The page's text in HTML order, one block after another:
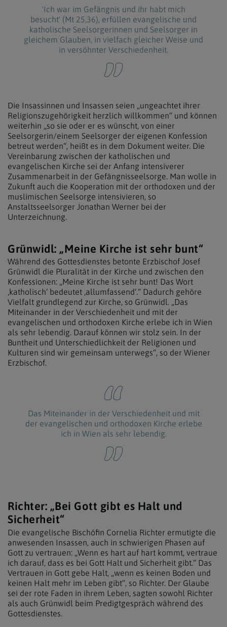
'Ich war im Gefängnis und ihr habt mich
besucht' (Mt 25,36), erfüllen evangelische und
katholische Seelsorgerinnen und Seelsorger in
gleichem Glauben, in vielfach gleicher Weise und
in versöhnter Verschiedenheit.
Die Insassinnen und Insassen seien „ungeachtet ihrer
Religionszugehörigkeit herzlich willkommen“ und können
weiterhin „so sie oder er es wünscht, von einer
Seelsorgerin/einem Seelsorger der eigenen Konfession
betreut werden“, heißt es in dem Dokument weiter. Die
Vereinbarung zwischen der katholischen und
evangelischen Kirche sei der Anfang intensiverer
Zusammenarbeit in der Gefängnisseelsorge. Man wolle in
Zukunft auch die Kooperation mit der orthodoxen und der
muslimischen Seelsorge intensivieren, so
Anstaltsseelsorger Jonathan Werner bei der
Unterzeichnung.
Grünwidl: „Meine Kirche ist sehr bunt“
Während des Gottesdienstes betonte Erzbischof Josef
Grünwidl die Pluralität in der Kirche und zwischen den
Konfessionen: „Meine Kirche ist sehr bunt! Das Wort
‚katholisch‘ bedeutet ‚allumfassend‘.“ Dadurch gehöre
Vielfalt grundlegend zur Kirche, so Grünwidl. „Das
Miteinander in der Verschiedenheit und mit der
evangelischen und orthodoxen Kirche erlebe ich in Wien
als sehr lebendig. Darauf können wir stolz sein. In der
Buntheit und Unterschiedlichkeit der Religionen und
Kulturen sind wir gemeinsam unterwegs“, so der Wiener
Erzbischof.
Das Miteinander in der Verschiedenheit und mit
der evangelischen und orthodoxen Kirche erlebe
ich in Wien als sehr lebendig.
Richter: „Bei Gott gibt es Halt und
Sicherheit“
Die evangelische Bischöfin Cornelia Richter ermutigte die
anwesenden Insassen, auch in schwierigen Phasen auf
Gott zu vertrauen: „Wenn es hart auf hart kommt, vertraue
ich darauf, dass es bei Gott Halt und Sicherheit gibt.“ Das
Vertrauen in Gott gebe Halt, „wenn es keinen Boden und
keinen Halt mehr im Leben gibt“, so Richter. Der Glaube
sei der rote Faden in ihrem Leben, sagten sowohl Richter
als auch Grünwidl beim Predigtgespräch während des
Gottesdienstes.